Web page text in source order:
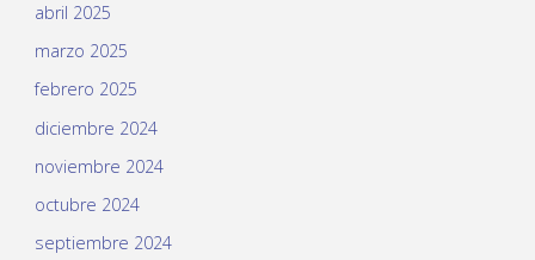
abril 2025
marzo 2025
febrero 2025
diciembre 2024
noviembre 2024
octubre 2024
septiembre 2024